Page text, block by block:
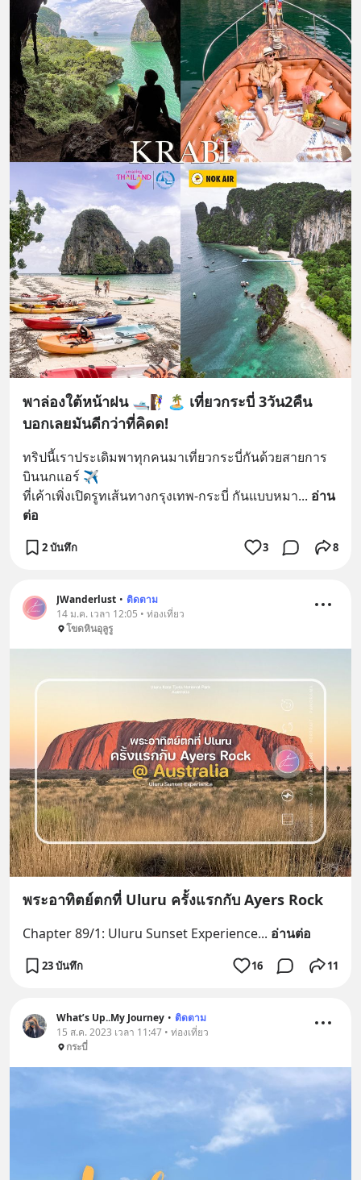
พาล่องใต้หน้าฝน 🛥️🧗‍♀️🏝️ เที่ยวกระบี่ 3วัน2คืน
บอกเลยมันดีกว่าที่คิดด!
ทริปนี้เราประเดิมพาทุกคนมาเที่ยวกระบี่กันด้วยสายการ
บินนกแอร์ ✈️
ที่เค้าเพิ่งเปิดรูทเส้นทางกรุงเทพ-กระบี่ กันแบบหมา... อ่าน
ต่อ
2 บันทึก 3 8
JWanderlust • ติดตาม
14 ม.ค. เวลา 12:05 • ท่องเที่ยว
โขดหินอุลูรู
พระอาทิตย์ตกที่ Uluru ครั้งแรกกับ Ayers Rock
Chapter 89/1: Uluru Sunset Experience... อ่านต่อ
23 บันทึก 16 11
What’s Up..My Journey • ติดตาม
15 ส.ค. 2023 เวลา 11:47 • ท่องเที่ยว
กระบี่